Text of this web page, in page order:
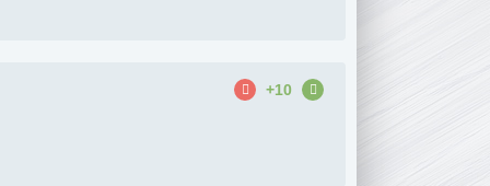
+10